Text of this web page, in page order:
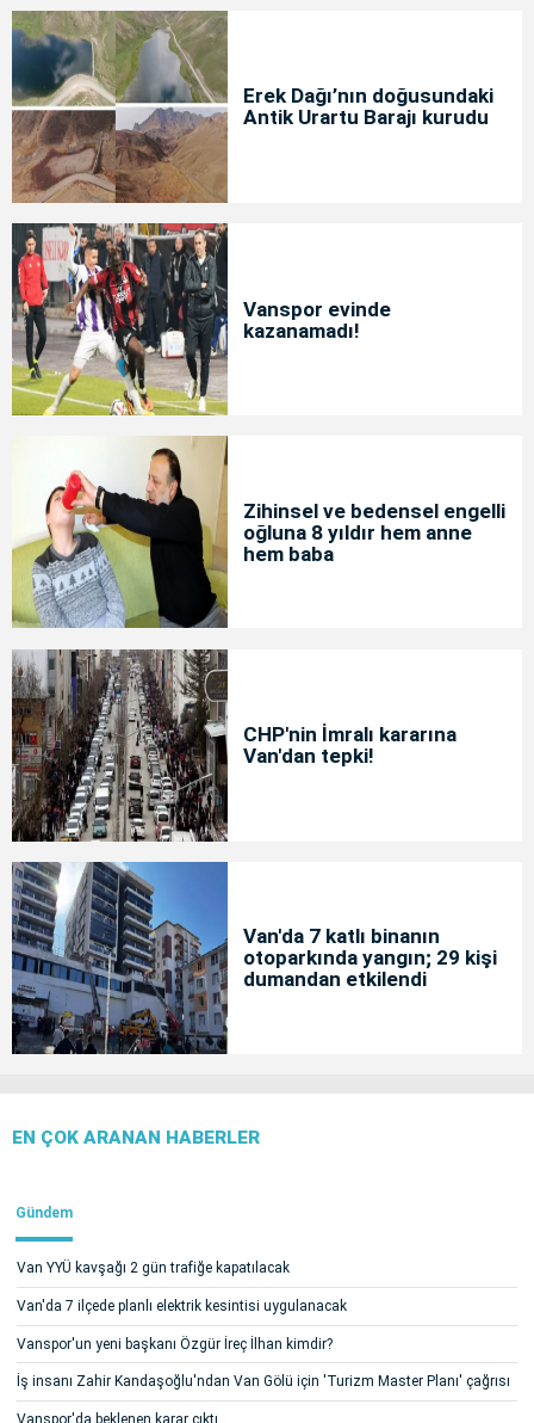
Erek Dağı’nın doğusundaki
Antik Urartu Barajı kurudu
Vanspor evinde
kazanamadı!
Zihinsel ve bedensel engelli
oğluna 8 yıldır hem anne
hem baba
CHP'nin İmralı kararına
Van'dan tepki!
Van'da 7 katlı binanın
otoparkında yangın; 29 kişi
dumandan etkilendi
EN ÇOK ARANAN HABERLER
Gündem
Van YYÜ kavşağı 2 gün trafiğe kapatılacak
Van'da 7 ilçede planlı elektrik kesintisi uygulanacak
Vanspor'un yeni başkanı Özgür İreç İlhan kimdir?
İş insanı Zahir Kandaşoğlu'ndan Van Gölü için 'Turizm Master Planı' çağrısı
Vanspor'da beklenen karar çıktı